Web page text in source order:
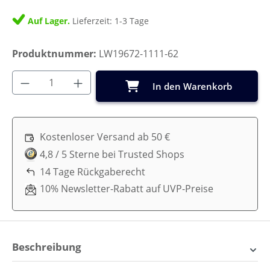
Auf Lager. Lieferzeit: 1-3 Tage
Produktnummer: LW19672-1111-62
Produkt Anzahl: Gib den gewünschten
In den Warenkorb
Kostenloser Versand ab 50 €
4,8 / 5 Sterne bei Trusted Shops
14 Tage Rückgaberecht
10% Newsletter-Rabatt auf UVP-Preise
Beschreibung